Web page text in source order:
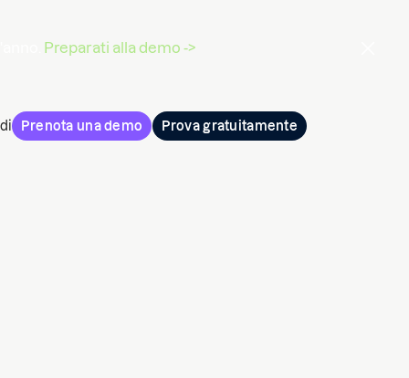
Preparati alla demo ->
Prenota una demo Prova gratuitamente